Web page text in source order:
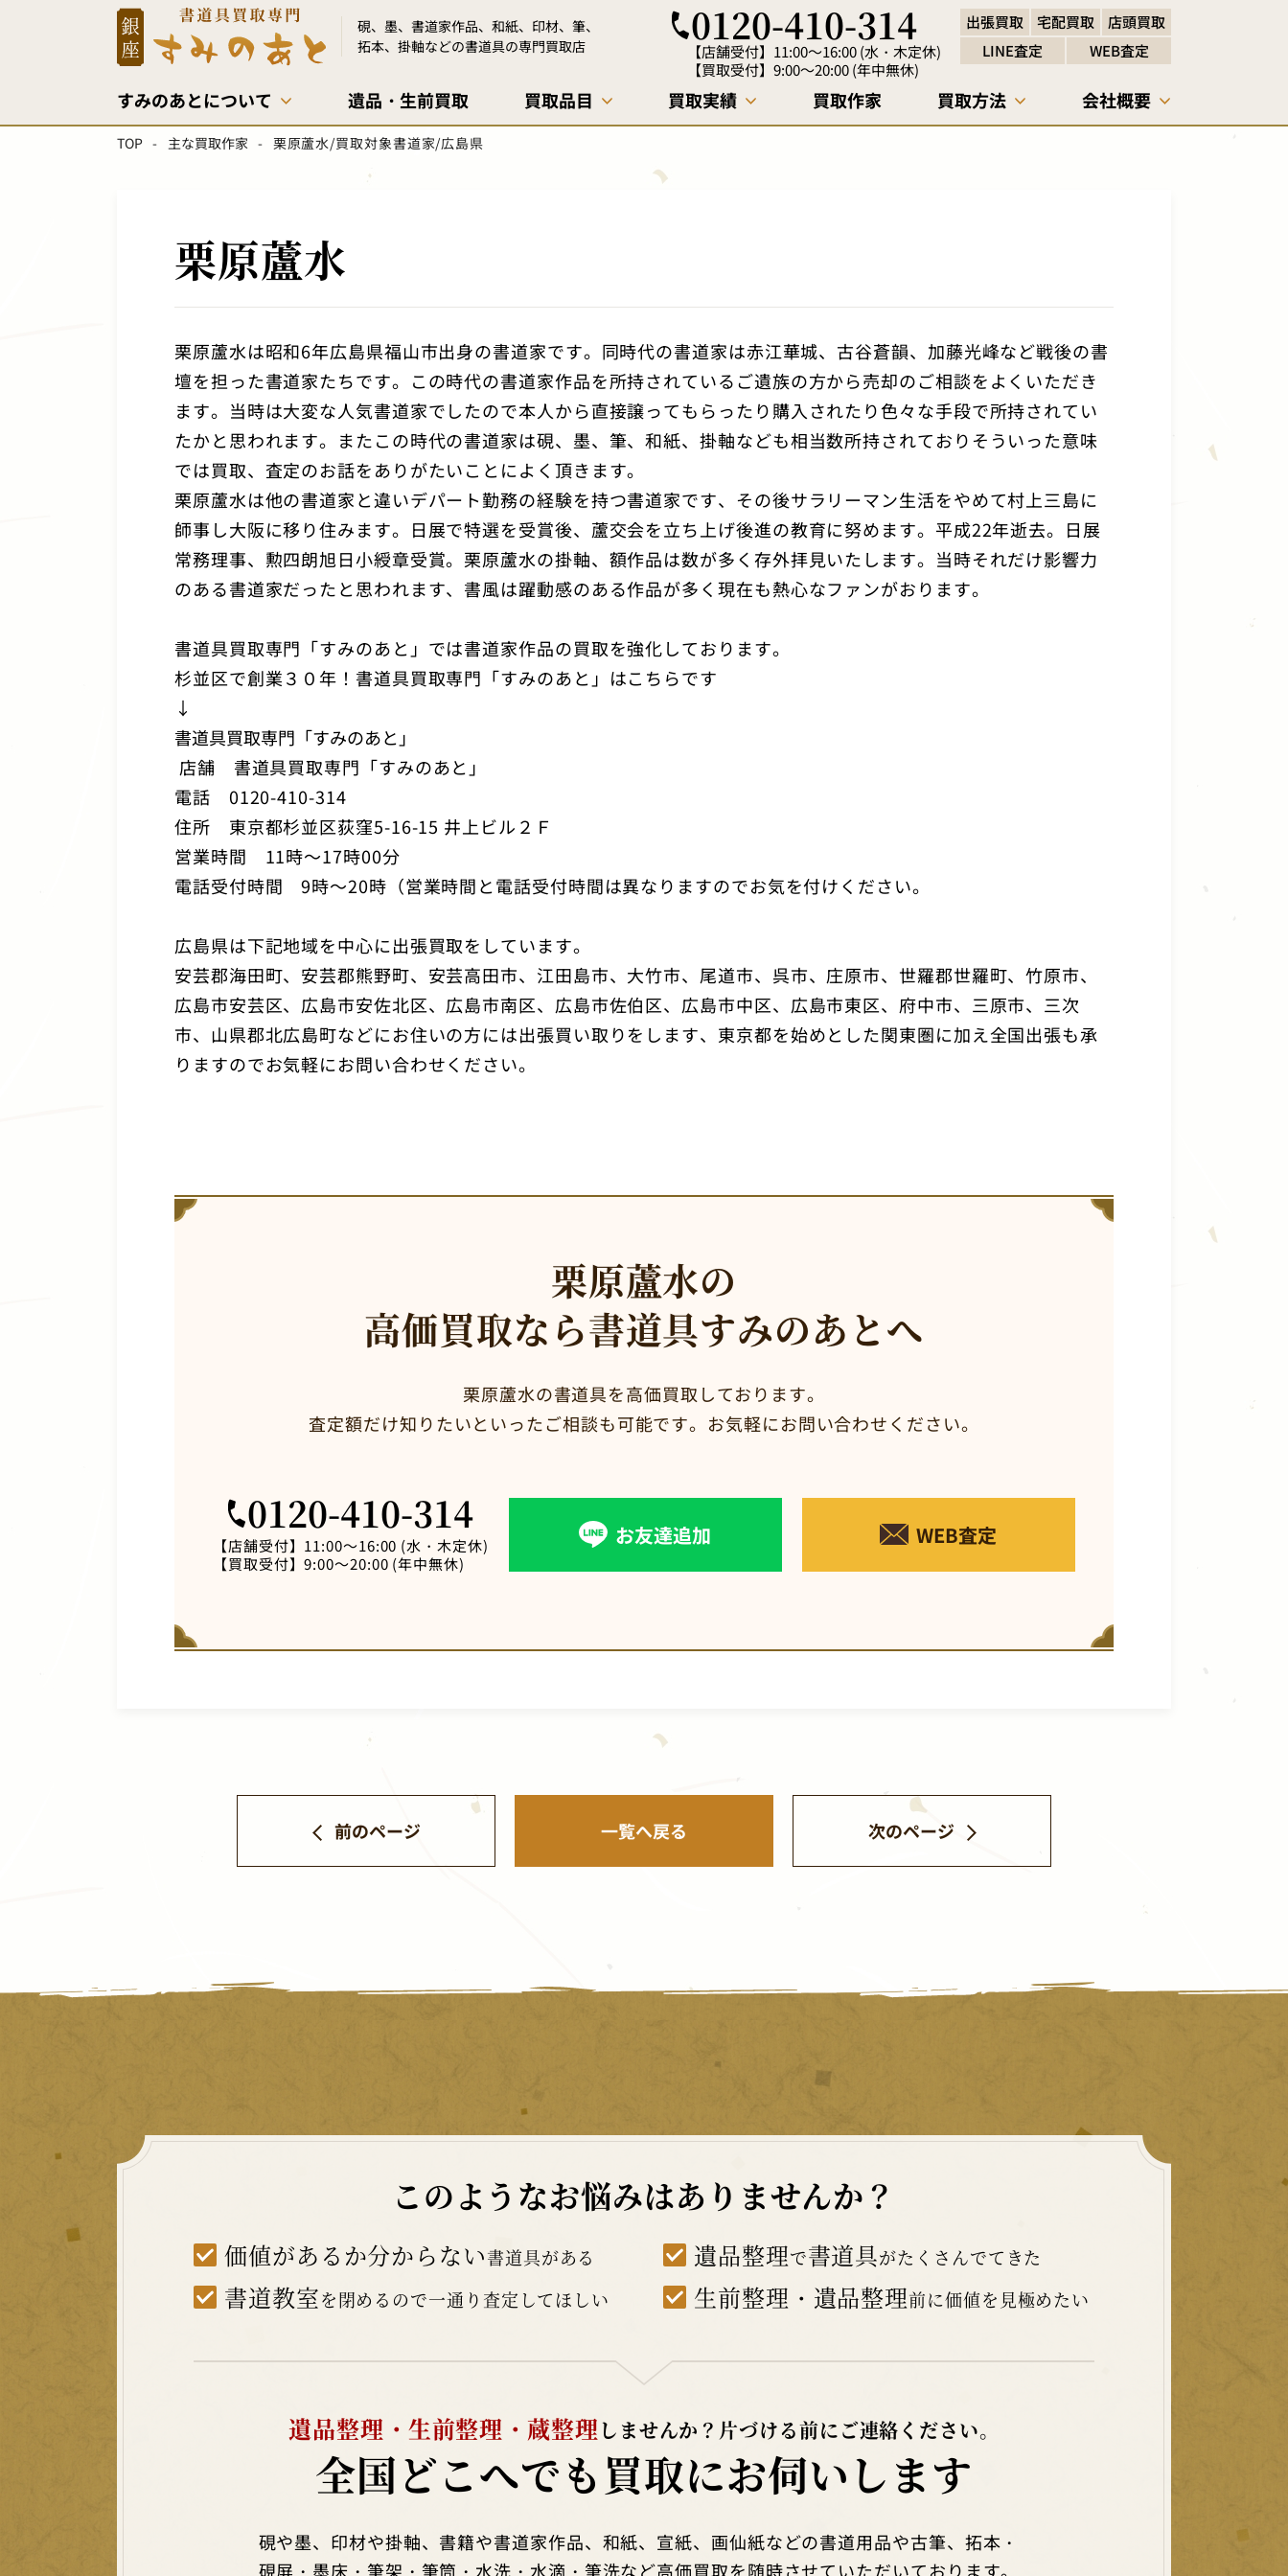
硯、墨、書道家作品、和紙、印材、筆、
拓本、掛軸などの書道具の専門買取店
0120-410-314
【店舗受付】 11:00～16:00 (水・木定休)
【買取受付】 9:00～20:00 (年中無休)
出張買取 宅配買取
店頭買取
LINE査定
WEB査定
すみのあとについて
すみのあとについて
対応エリア
遺品・生前買取 買取品目
硯 中国墨・和墨
書道家作品 書道用品 消息戦前はがき 中国美術
硯箱 拓本
買取実績
買取実績
お客様の声
買取作家
買取方法
出張買取
宅配買取
会社概要
会社概要
店舗アクセス
TOP 主な買取作家 栗原蘆水/買取対象書道家/広島県
栗原蘆水
栗原蘆水は昭和6年広島県福山市出身の書道家です。同時代の書道家は赤江華城、古谷蒼韻、加藤光峰など戦後の書
壇を担った書道家たちです。この時代の書道家作品を所持されているご遺族の方から売却のご相談をよくいただき
ます。当時は大変な人気書道家でしたので本人から直接譲ってもらったり購入されたり色々な手段で所持されてい
たかと思われます。またこの時代の書道家は硯、墨、筆、和紙、掛軸なども相当数所持されておりそういった意味
では買取、査定のお話をありがたいことによく頂きます。
栗原蘆水は他の書道家と違いデパート勤務の経験を持つ書道家です、その後サラリーマン生活をやめて村上三島に
師事し大阪に移り住みます。日展で特選を受賞後、蘆交会を立ち上げ後進の教育に努めます。平成22年逝去。日展
常務理事、勲四朗旭日小綬章受賞。栗原蘆水の掛軸、額作品は数が多く存外拝見いたします。当時それだけ影響力
のある書道家だったと思われます、書風は躍動感のある作品が多く現在も熱心なファンがおります。
書道具買取専門「すみのあと」では書道家作品の買取を強化しております。
杉並区で創業３０年！書道具買取専門「すみのあと」はこちらです
↓
書道具買取専門「すみのあと」
店舗 書道具買取専門「すみのあと」
電話 0120-410-314
住所 東京都杉並区荻窪5-16-15 井上ビル２Ｆ
営業時間 11時～17時00分
電話受付時間9時～20時（営業時間と電話受付時間は異なりますのでお気を付けください。
広島県は下記地域を中心に出張買取をしています。
安芸郡海田町、安芸郡熊野町、安芸高田市、江田島市、大竹市、尾道市、呉市、庄原市、世羅郡世羅町、竹原市、
広島市安芸区、広島市安佐北区、広島市南区、広島市佐伯区、広島市中区、広島市東区、府中市、三原市、三次
市、山県郡北広島町などにお住いの方には出張買い取りをします、東京都を始めとした関東圏に加え全国出張も承
りますのでお気軽にお問い合わせください。
栗原蘆水の
高価買取なら書道具すみのあとへ
栗原蘆水の書道具を高価買取しております。
査定額だけ知りたいといったご相談も可能です。お気軽にお問い合わせください。
0120-410-314
【店舗受付】 11:00～16:00 (水・木定休)
【買取受付】9:00～20:00 (年中無休)
お友達追加 WEB査定
前のページ 一覧へ戻る 次のページ
このようなお悩みはありませんか？
価値があるか分からない書道具がある 遺品整理で書道具がたくさんでてきた
書道教室を閉めるので一通り査定してほしい 生前整理・遺品整理前に価値を見極めたい
遺品整理・生前整理・蔵整理しませんか？ 片づける前にご連絡ください。
全国どこへでも 買取にお伺いします
硯や墨、印材や掛軸、書籍や書道家作品、和紙、宣紙、画仙紙などの書道用品や古筆、拓本・
硯屏・墨床・筆架・筆筒・水洗・水滴・筆洗など高価買取を随時させていただいております。